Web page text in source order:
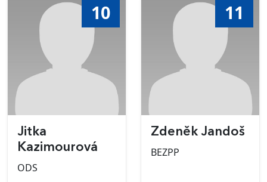
10
Jitka
Kazimourová
ODS
11
Zdeněk Jandoš
BEZPP